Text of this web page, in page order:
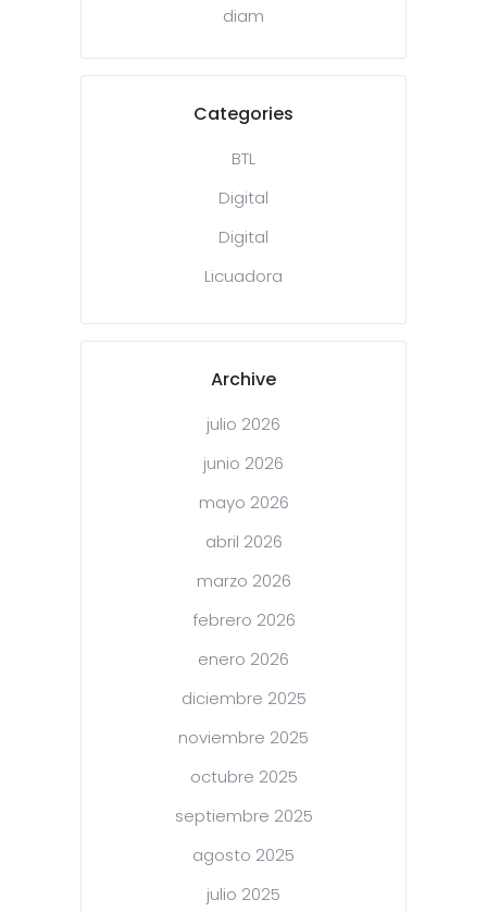
diam
Categories
BTL
Digital
Digital
Licuadora
Archive
julio 2026
junio 2026
mayo 2026
abril 2026
marzo 2026
febrero 2026
enero 2026
diciembre 2025
noviembre 2025
octubre 2025
septiembre 2025
agosto 2025
julio 2025